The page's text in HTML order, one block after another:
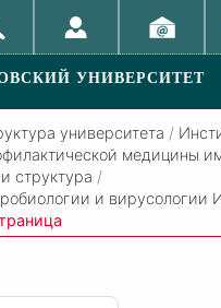
УНИВЕРСИТЕТ
университета /
медицины
структура /
и вирусологии